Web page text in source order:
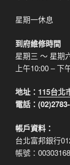
星期一休息
到府維修時間
星期三 ～ 星期
上午10:00 – 下
地址： 115台北
電話：
帳戶資料：
台北富邦銀行
帳號：